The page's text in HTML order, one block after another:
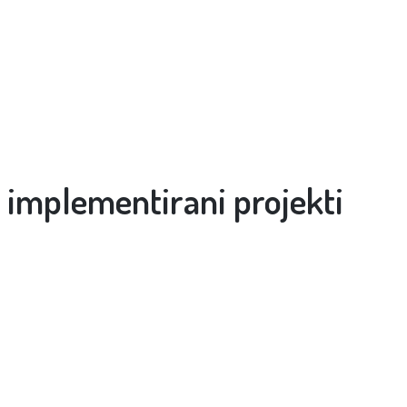
implementirani projekti